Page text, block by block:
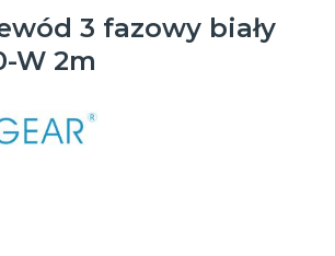
3 fazowy biały
W 2m